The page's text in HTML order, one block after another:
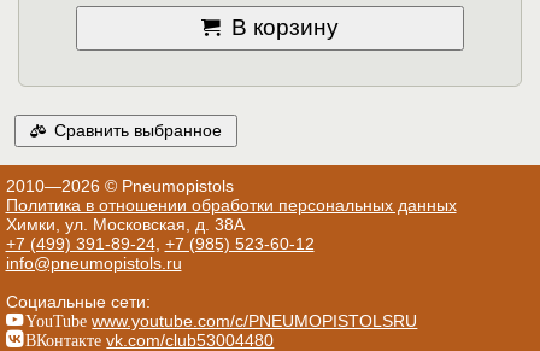
В корзину
Сравнить выбранное
2010—2026 © Pneumopistols
Политика в отношении обработки персональных данных
Химки, ул. Московская, д. 38А
+7 (499) 391-89-24, +7 (985) 523-60-12
info@pneumopistols.ru
Социальные сети:
YouTube www.youtube.com/c/PNEUMOPISTOLSRU
ВКонтакте vk.com/club53004480